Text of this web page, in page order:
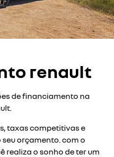
renault
de financiamento na
taxas competitivas e
orçamento. com o
realiza o sonho de ter um